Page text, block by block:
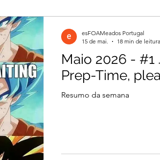
2022
2026 Março 2026
2025
2025
Maio 2026 - #1
Prep-Time,
Resumo da semana
esFOAMeados Portugal
15 de mai.
18 min de leitura